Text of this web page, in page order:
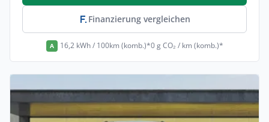
Finanzierung vergleichen
A 16,2 kWh / 100km (komb.)*0 g CO₂ / km (komb.)*